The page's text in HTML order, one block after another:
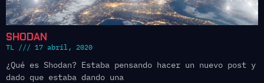
SHODAN
TL 17 abril, 2020
¿Qué es Shodan? Estaba pensando hacer un nuevo post y
dado que estaba dando una